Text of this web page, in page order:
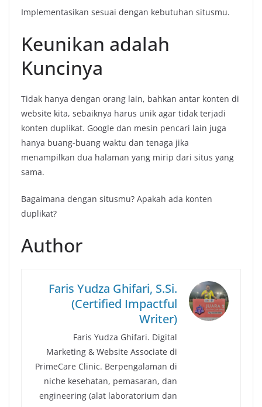
Implementasikan sesuai dengan kebutuhan situsmu.
Keunikan adalah
Kuncinya
Tidak hanya dengan orang lain, bahkan antar konten di
website kita, sebaiknya harus unik agar tidak terjadi
konten duplikat. Google dan mesin pencari lain juga
hanya buang-buang waktu dan tenaga jika
menampilkan dua halaman yang mirip dari situs yang
sama.
Bagaimana dengan situsmu? Apakah ada konten
duplikat?
Author
Faris Yudza Ghifari, S.Si.
(Certified Impactful
Writer)
Faris Yudza Ghifari. Digital
Marketing & Website Associate di
PrimeCare Clinic. Berpengalaman di
niche kesehatan, pemasaran, dan
engineering (alat laboratorium dan